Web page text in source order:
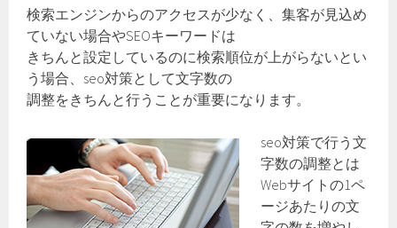
検索エンジンからのアクセスが少なく、集客が見込め
ていない場合やSEOキーワードは
きちんと設定しているのに検索順位が上がらないとい
う場合、seo対策として文字数の
調整をきちんと行うことが重要になります。
seo対策で行う文
字数の調整とは
Webサイトの1ペ
ージあたりの文